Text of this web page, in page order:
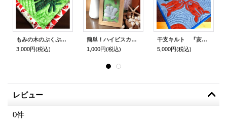
もみの木のぷくぷくタペストリー
3,000円(税込)
簡単！ハイビスカスとシェルのフレーム・キルト
1,000円(税込)
干支キルト 『亥タペストリー2019』
5,000円(税込)
レビュー
0件